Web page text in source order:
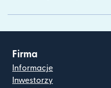
Firma
Informacje
Inwestorzy